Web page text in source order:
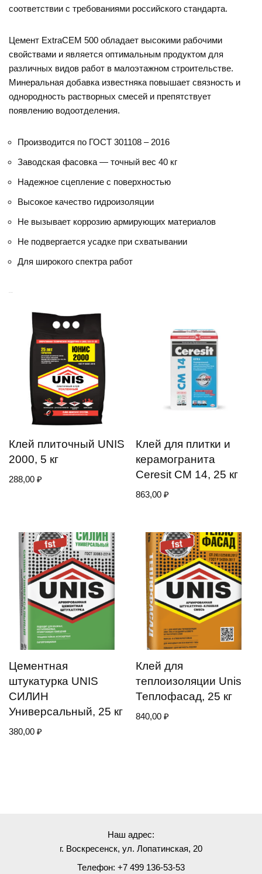
соответствии с требованиями российского стандарта.
Цемент ExtraCEM 500 обладает высокими рабочими
свойствами и является оптимальным продуктом для
различных видов работ в малоэтажном строительстве.
Минеральная добавка известняка повышает связность и
однородность растворных смесей и препятствует
появлению водоотделения.
Производится по ГОСТ 301108 – 2016
Заводская фасовка — точный вес 40 кг
Надежное сцепление с поверхностью
Высокое качество гидроизоляции
Не вызывает коррозию армирующих материалов
Не подвергается усадке при схватывании
Для широкого спектра работ
Клей плиточный UNIS
2000, 5 кг
288,00 ₽
Клей для плитки и
керамогранита
Ceresit CM 14, 25 кг
863,00₽
Цементная
штукатурка UNIS
СИЛИН
Универсальный, 25 кг
380,00 ₽
Клей для
теплоизоляции Unis
Теплофасад, 25 кг
840,00₽
Наш адрес:
г. Воскресенск, ул. Лопатинская, 20
Телефон: +7 499 136-53-53